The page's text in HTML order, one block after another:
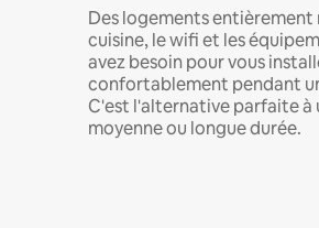
Des logements entièrement
cuisine, le wifi et les
avez besoin pour vous
confortablement pendant
C'est l'alternative parfaite à
moyenne ou longue durée.